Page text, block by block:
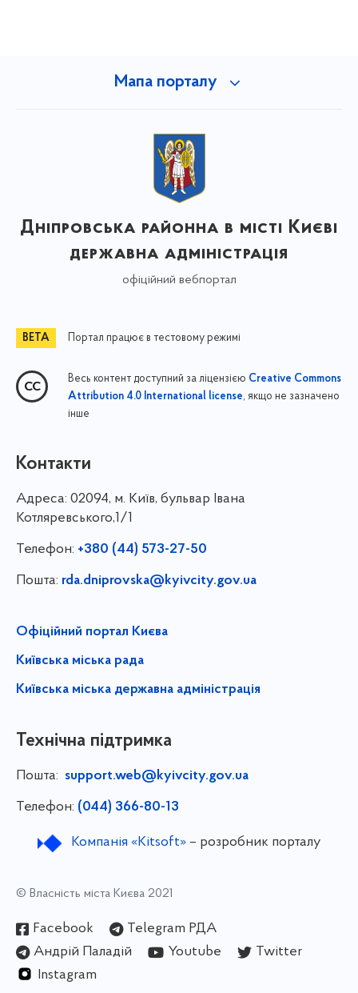
Мапа порталу
Дніпровська районна в місті Києві
державна адміністрація
офіційний вебпортал
Портал працює в тестовому режимі
Весь контент доступний за ліцензією Creative Commons
Attribution 4.0 International license, якщо не зазначено
інше
Контакти
Адреса: 02094, м. Київ, бульвар Івана
Котляревського,1/1
Телефон: +380 (44) 573-27-50
Пошта: rda.dniprovska@kyivcity.gov.ua
Офіційний портал Києва
Київська міська рада
Київська міська державна адміністрація
Технічна підтримка
Пошта: support.web@kyivcity.gov.ua
Телефон: (044) 366-80-13
Компанія «Kitsoft»– розробник порталу
© Власність міста Києва 2021
Facebook
Telegram РДА
Андрій Паладій
Youtube
Twitter
Instagram